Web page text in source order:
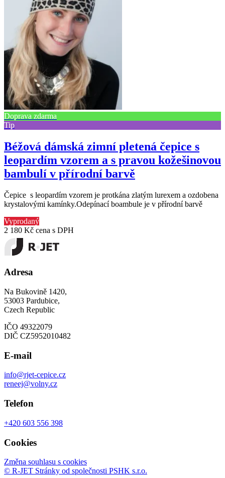
Doprava zdarma
Tip
Béžová dámská zimní pletená čepice s
leopardím vzorem a s pravou kožešinovou
bambulí v přírodní barvě
Čepice s leopardím vzorem je protkána zlatým lurexem a ozdobena
krystalovými kamínky.Odepínací boambule je v přírodní barvě
Vyprodaný
2 180 Kč cena s DPH
Adresa
Na Bukovině 1420,
53003 Pardubice,
Czech Republic
IČO 49322079
DIČ CZ5952010482
E-mail
info@rjet-cepice.cz
reneej@volny.cz
Telefon
+420 603 556 398
Cookies
Změna souhlasu s cookies
© R-JET Stránky od společnosti PSHK s.r.o.